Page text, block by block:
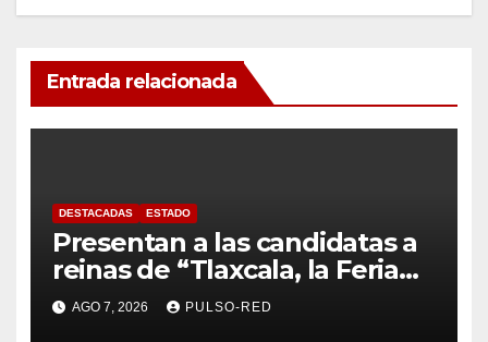
Entrada relacionada
DESTACADAS ESTADO
Presentan a las candidatas a
reinas de “Tlaxcala, la Feria
de Ferias 2026: La Flor
Tlaxcalteca”
AGO 7, 2026 PULSO-RED